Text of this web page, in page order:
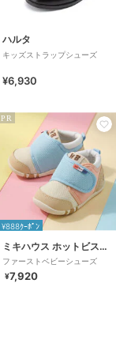
ハルタ
キッズストラップシューズ
¥6,930
PR
¥888ｸｰﾎﾟﾝ
ミキハウス ホットビスケッツ
ファーストベビーシューズ
¥7,920